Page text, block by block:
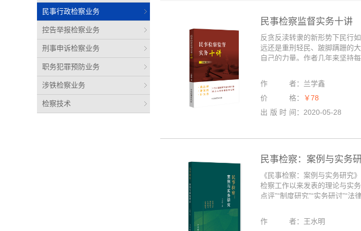
民事行政检察业务
控告举报检察业务
刑事申诉检察业务
职务犯罪预防业务
涉铁检察业务
检察技术
民事检察监督实务十讲
反贪反渎转隶的新形势下民行
远还是重刑轻民、跛脚蹒跚的
自己的力量。作者几年来坚持
作者： 兰学鑫
价格：
￥78
出版时间 ： 2020-05-28
民事检察：案例与实务
《民事检察：案例与实务研究
检察工作以来发表的理论与实
点评”“制度研究”“实务研讨”“
作者： 王水明